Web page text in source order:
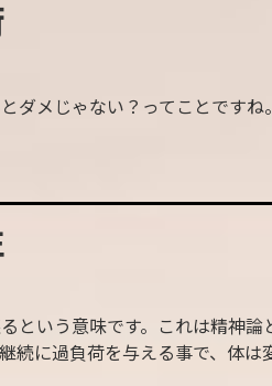
ダメじゃない？ってことですね
という意味です。これは精神
に過負荷を与える事で、体は